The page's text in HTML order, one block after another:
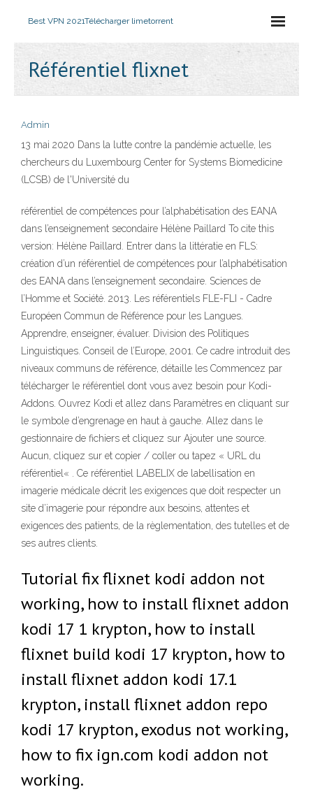
Best VPN 2021Télécharger limetorrent
Référentiel flixnet
Admin
13 mai 2020 Dans la lutte contre la pandémie actuelle, les
chercheurs du Luxembourg Center for Systems Biomedicine
(LCSB) de l'Université du
référentiel de compétences pour l’alphabétisation des EANA
dans l’enseignement secondaire Hélène Paillard To cite this
version: Hélène Paillard. Entrer dans la littératie en FLS:
création d’un référentiel de compétences pour l’alphabétisation
des EANA dans l’enseignement secondaire. Sciences de
l’Homme et Société. 2013. Les référentiels FLE-FLI - Cadre
Européen Commun de Référence pour les Langues.
Apprendre, enseigner, évaluer. Division des Politiques
Linguistiques. Conseil de l’Europe, 2001. Ce cadre introduit des
niveaux communs de référence, détaille les Commencez par
télécharger le référentiel dont vous avez besoin pour Kodi-
Addons. Ouvrez Kodi et allez dans Paramètres en cliquant sur
le symbole d’engrenage en haut à gauche. Allez dans le
gestionnaire de fichiers et cliquez sur Ajouter une source.
Aucun, cliquez sur et copier / coller ou tapez « URL du
référentiel« . Ce référentiel LABELIX de labellisation en
imagerie médicale décrit les exigences que doit respecter un
site d’imagerie pour répondre aux besoins, attentes et
exigences des patients, de la règlementation, des tutelles et de
ses autres clients.
Tutorial fix flixnet kodi addon not
working, how to install flixnet addon
kodi 17 1 krypton, how to install
flixnet build kodi 17 krypton, how to
install flixnet addon kodi 17.1
krypton, install flixnet addon repo
kodi 17 krypton, exodus not working,
how to fix ign.com kodi addon not
working.